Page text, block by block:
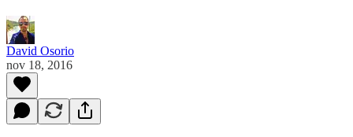
David Osorio
nov 18, 2016